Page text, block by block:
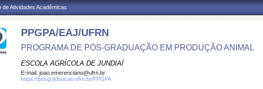
Atividades Acadêmicas
PPGPA/EAJ/UFRN
PROGRAMA DE PÓS-GRADUAÇÃO EM PRODUÇÃO ANIMAL
ESCOLA AGRÍCOLA DE JUNDIAÍ
E-mail: joao.emerenciano@ufrn.br
https://posgraduacao.ufrn.br/PPGPA